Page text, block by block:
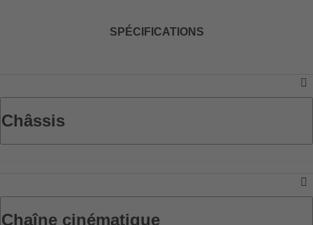
SPÉCIFICATIONS
Châssis
Chaîne cinématique